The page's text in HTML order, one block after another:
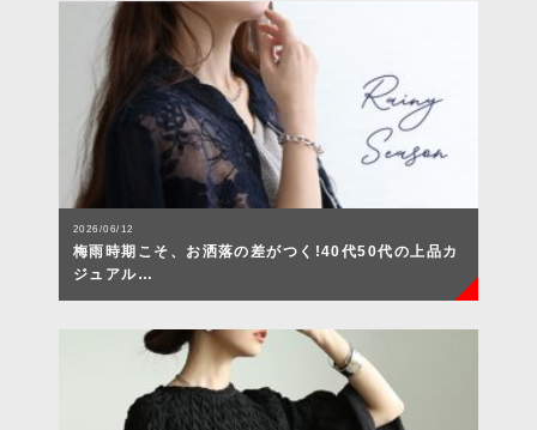
2026/06/12
梅雨時期こそ、お洒落の差がつく!40代50代の上品カ
ジュアル…